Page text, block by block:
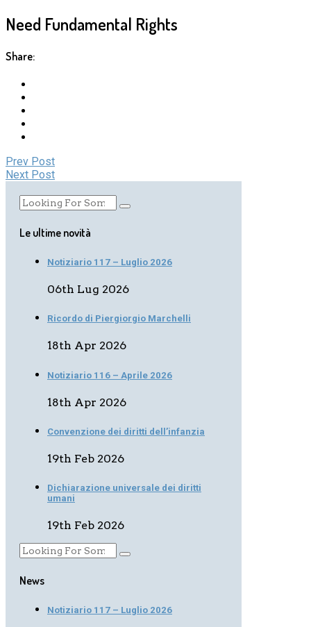
Need Fundamental Rights
Share:
Prev Post
Next Post
Le ultime novità
Notiziario 117 – Luglio 2026
06th Lug 2026
Ricordo di Piergiorgio Marchelli
18th Apr 2026
Notiziario 116 – Aprile 2026
18th Apr 2026
Convenzione dei diritti dell’infanzia
19th Feb 2026
Dichiarazione universale dei diritti
umani
19th Feb 2026
News
Notiziario 117 – Luglio 2026